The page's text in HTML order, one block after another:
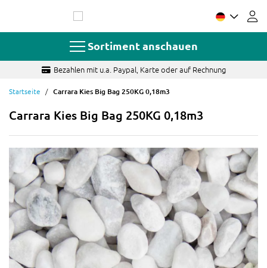
springen
Sortiment anschauen
Fragen? Schnelle und sachkundige Antwort
Startseite Carrara Kies Big Bag 250KG 0,18m3
Carrara Kies Big Bag 250KG 0,18m3